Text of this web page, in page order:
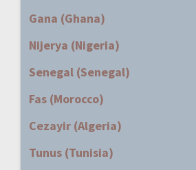
Gana (Ghana)
Nijerya (Nigeria)
Senegal (Senegal)
Fas (Morocco)
Cezayir (Algeria)
Tunus (Tunisia)